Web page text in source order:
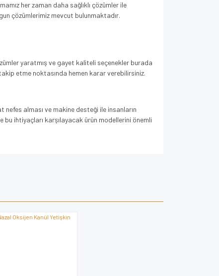
her zaman daha sağlıklı çözümler ile
çözümlerimiz mevcut bulunmaktadır.
yaratmış ve gayet kaliteli seçenekler burada
etme noktasında hemen karar verebilirsiniz.
alması ve makine desteği ile insanların
ihtiyaçları karşılayacak ürün modellerini önemli